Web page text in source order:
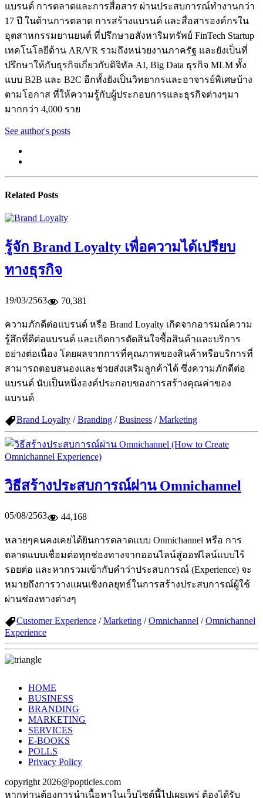
แบรนด์ การตลาดและการสื่อสาร ผ่านประสบการณ์ทำงานกว่า
17 ปี ในด้านการตลาด การสร้างแบรนด์ และสื่อสารองค์กรใน
อุตสาหกรรมยานยนต์ ที่ปรึกษาอสังหาริมทรัพย์ FinTech Startup
เทคโนโลยีด้าน AR/VR รวมถึงหน่วยงานภาครัฐ และยังเป็นที่
ปรึกษาให้กับธุรกิจเกี่ยวกับดิจิทัล AI, Big Data ธุรกิจ MLM ทั้ง
แบบ B2B และ B2C อีกทั้งยังเป็นวิทยากรและอาจารย์พิเศษบ้าง
ตามโอกาส ที่ให้ความรู้กับผู้ประกอบการและธุรกิจต่างๆมา
มากกว่า 4,000 ราย
See author's posts
Related Posts
รู้จัก Brand Loyalty เพื่อความได้เปรียบ
ทางธุรกิจ
19/03/2563 70,381
ความภักดีต่อแบรนด์ หรือ Brand Loyalty เกิดจากอารมณ์ความ
รู้สึกที่ดีต่อแบรนด์ และเกิดการตัดสินใจซื้อสินค้าและบริการ
อย่างต่อเนื่อง โดยผลจากการที่คุณภาพของสินค้าหรือบริการที่
สามารถตอบสนองและช่วยส่งเสริมลูกค้าได้ ซึ่งความภักดีต่อ
แบรนด์ นับเป็นหนึ่งองค์ประกอบของการสร้างคุณค่าของ
แบรนด์
Brand Loyalty /Branding /Business /Marketing
วิธีสร้างประสบการณ์ผ่าน Omnichannel
05/08/2563 44,168
หลายๆคนคงเคยได้ยินการตลาดแบบ Onmichannel หรือ การ
ตลาดแบบเชื่อมต่อทุกช่องทางจากออนไลน์สู่ออฟไลน์แบบไร้
รอยต่อ และหากรวมเข้ากับคำว่าประสบการณ์ (Experience) จะ
หมายถึงการวางแผนเชิงกลยุทธ์ในการสร้างประสบการณ์ผู้ใช้
ผ่านช่องทางต่างๆ
Customer Experience /Marketing /Omnichannel /Omnichannel
Experience
HOME
BUSINESS
BRANDING
MARKETING
SERVICES
E-BOOKS
POLLS
Privacy Policy
copyright 2026@popticles.com
หากท่านต้องการนำเนื้อหาในเว็บไซต์นี้ไปเผยเพร่ ต้องได้รับ